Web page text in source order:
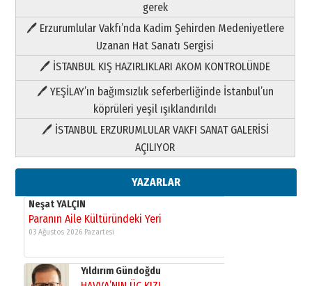
gerek
🖊 Erzurumlular Vakfı’nda Kadim Şehirden Medeniyetlere
Uzanan Hat Sanatı Sergisi
🖊 İSTANBUL KIŞ HAZIRLIKLARI AKOM KONTROLÜNDE
🖊 YEŞİLAY’ın bağımsızlık seferberliğinde İstanbul’un
köprüleri yeşil ışıklandırıldı
🖊 İSTANBUL ERZURUMLULAR VAKFI SANAT GALERİSİ
AÇILIYOR
YAZARLAR
Paranın Aile Kültüründeki Yeri
03 Ağustos 2026 Pazartesi
Yıldırım Gündoğdu
HAVVA’NIN ÜÇ KIZI
09 Temmuz 2026 Perşembe
Yusuf POLAT
Şampiyonluk Sebahattin Şirin’e
yazar
11 Mayıs 2026 Pazartesi
Neşat YALÇIN
Paranın Aile Kültüründeki Yeri
03 Ağustos 2026 Pazartesi
Yıldırım Gündoğdu